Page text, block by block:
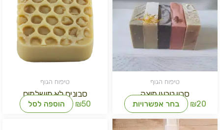
טיפוח הגוף
סבון טבעי מוצק
₪20 בחר אפשרויות
סוגים.
האפשרויות
בעמוד
טיפוח הגוף
סבונים לא מושלמים
₪50 הוספה לסל